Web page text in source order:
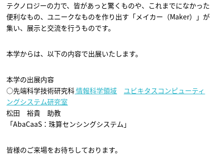
テクノロジーの力で、皆があっと驚くものや、これまでになかった
便利なもの、ユニークなものを作り出す「メイカー（Maker）」が
集い、展示と交流を行うものです。
本学からは、以下の内容で出展いたします。
本学の出展内容
○先端科学技術研究科情報科学領域
ユビキタスコンピューティ
ングシステム研究室
松田 裕貴 助教
「AbaCaaS：珠算センシングシステム」
皆様のご来場をお待ちしております。